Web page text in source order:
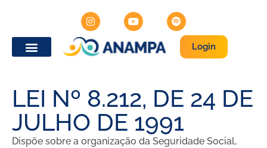
Login
LEI Nº 8.212, DE 24 DE
JULHO DE 1991
Dispõe sobre a organização da Seguridade Social,